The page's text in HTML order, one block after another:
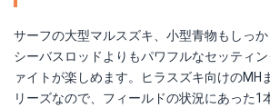
サーフの大型マルスズキ、小型青物もしっ
シーバスロッドよりもパワフルなセッティ
ァイトが楽しめます。ヒラスズキ向けのMH
リーズなので、フィールドの状況にあった1